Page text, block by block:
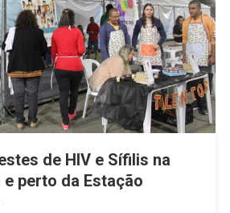
de HIV e Sífilis na
perto da Estação